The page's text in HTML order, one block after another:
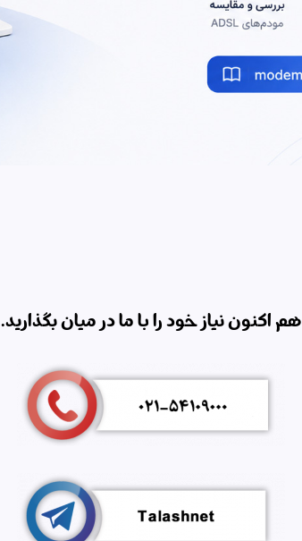
هم اکنون نیاز خود را با ما در میان بگذارید.